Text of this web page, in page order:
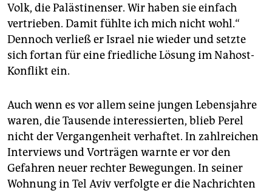
Volk, die Palästinenser. Wir haben sie einfach
vertrieben. Damit fühlte ich mich nicht wohl.“
Dennoch verließ er Israel nie wieder und setzte
sich fortan für eine friedliche Lösung im Nahost-
Konflikt ein.
Auch wenn es vor allem seine jungen Lebensjahre
waren, die Tausende interessierten, blieb Perel
nicht der Vergangenheit verhaftet. In zahlreichen
Interviews und Vorträgen warnte er vor den
Gefahren neuer rechter Bewegungen. In seiner
Wohnung in Tel Aviv verfolgte er die Nachrichten